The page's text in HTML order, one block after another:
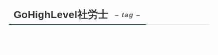
GoHighLevel社労士 – tag –